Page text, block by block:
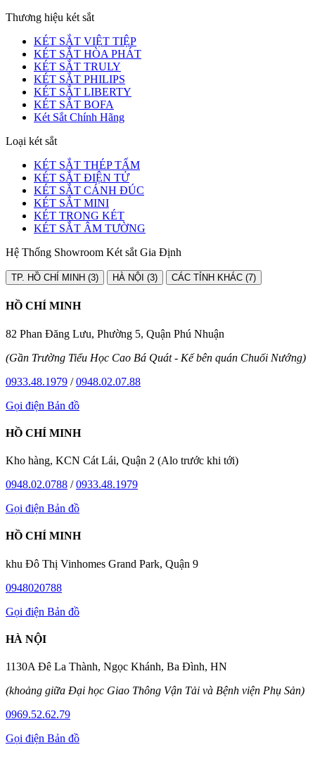
Thương hiệu két sắt
KÉT SẮT VIỆT TIỆP
KÉT SẮT HÒA PHÁT
KÉT SẮT TRULY
KÉT SẮT PHILIPS
KÉT SẮT LIBERTY
KÉT SẮT BOFA
Két Sắt Chính Hãng
Loại két sắt
KÉT SẮT THÉP TẤM
KÉT SẮT ĐIỆN TỬ
KÉT SẮT CÁNH ĐÚC
KÉT SẮT MINI
KÉT TRONG KÉT
KÉT SẮT ÂM TƯỜNG
Hệ Thống Showroom Két sắt Gia Định
TP. HỒ CHÍ MINH (3) HÀ NỘI (3) CÁC TỈNH KHÁC (7)
HỒ CHÍ MINH
82 Phan Đăng Lưu, Phường 5, Quận Phú Nhuận
(Gần Trường Tiểu Học Cao Bá Quát - Kế bên quán Chuối Nướng)
0933.48.1979 /0948.02.07.88
Gọi điện Bản đồ
HỒ CHÍ MINH
Kho hàng, KCN Cát Lái, Quận 2 (Alo trước khi tới)
0948.02.0788 /0933.48.1979
Gọi điện Bản đồ
HỒ CHÍ MINH
khu Đô Thị Vinhomes Grand Park, Quận 9
0948020788
Gọi điện Bản đồ
HÀ NỘI
1130A Đê La Thành, Ngọc Khánh, Ba Đình, HN
(khoảng giữa Đại học Giao Thông Vận Tải và Bệnh viện Phụ Sản)
0969.52.62.79
Gọi điện Bản đồ